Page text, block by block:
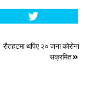
रौतहटमा थपिए २० जना कोरोना
संक्रमित